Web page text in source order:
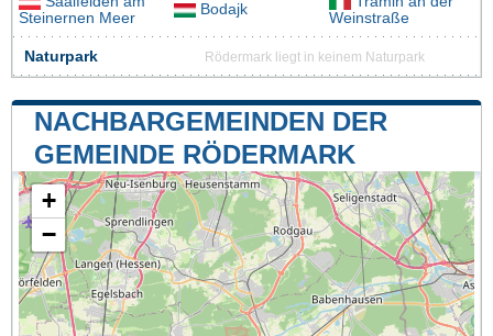
Steinernen Meer
Bodajk
Weinstraße
Naturpark Rödermark liegt in keinem Naturpark
NACHBARGEMEINDEN DER
GEMEINDE RÖDERMARK
+
−